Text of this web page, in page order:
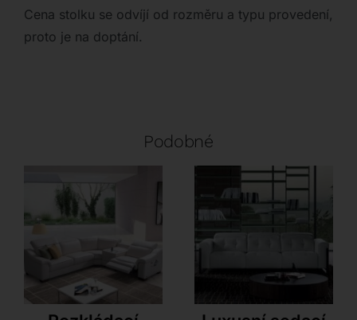
Cena stolku se odvíjí od rozměru a typu provedení,
proto je na doptání.
Podobné
LoiudiceD